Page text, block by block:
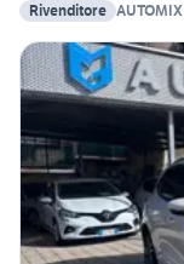
Rivenditore AUTOMIX